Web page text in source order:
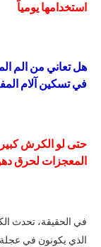
استخدامها يومياً
هل تعاني من الم
في تسكين آلام
حتى لو الكرش
المعجزات لحرق دهون
في الحقيقة، تحدث
الذي يكونون في